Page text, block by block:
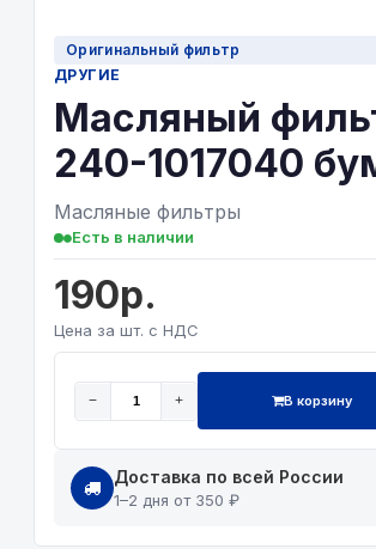
Оригинальный фильтр
ДРУГИЕ
Масляный
240-1017040
Масляные фильтры
Есть в наличии
190р.
Цена за шт. с НДС
− + В корзину
Доставка по всей России
1–2 дня от 350 ₽